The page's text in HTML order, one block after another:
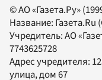
© АО «Газета.Ру»
Название: Газета.Ru
Учредитель:АО
7743625728
Адрес учредителя:
улица, дом 67